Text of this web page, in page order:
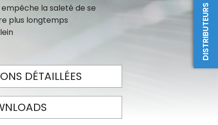
DISTRIBUTEURS
empêche la saleté de se
plus longtemps
DÉTAILLÉES